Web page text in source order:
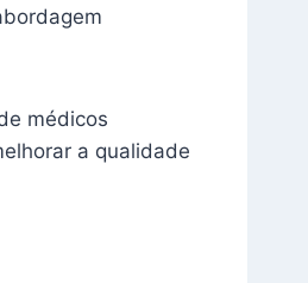
médicos
a qualidade